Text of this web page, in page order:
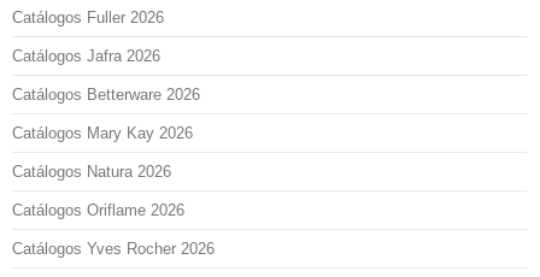
Catálogos Fuller 2026
Catálogos Jafra 2026
Catálogos Betterware 2026
Catálogos Mary Kay 2026
Catálogos Natura 2026
Catálogos Oriflame 2026
Catálogos Yves Rocher 2026